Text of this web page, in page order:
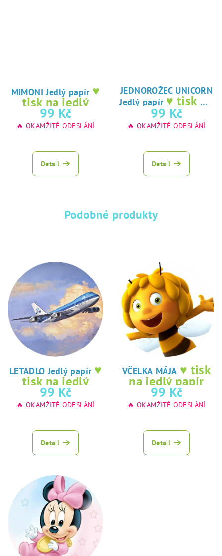
MIMONI Jedlý papír ♥
tisk na jedlý
papír
99 Kč
🔥 OKAMŽITÉ ODESLÁNÍ
Detail
JEDNOROŽEC UNICORN
Jedlý papír ♥ tisk na
jedlý papír
99 Kč
🔥 OKAMŽITÉ ODESLÁNÍ
Detail
Podobné produkty
LETADLO Jedlý papír ♥
tisk na jedlý
papír
99 Kč
🔥 OKAMŽITÉ ODESLÁNÍ
Detail
VČELKA MÁJA ♥ tisk
na jedlý papír
99 Kč
🔥 OKAMŽITÉ ODESLÁNÍ
Detail